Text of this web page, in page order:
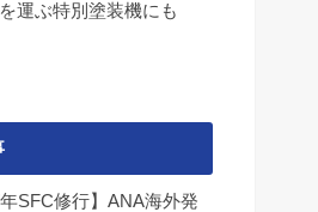
運ぶ特別塗装機にも
年SFC修行】ANA海外発